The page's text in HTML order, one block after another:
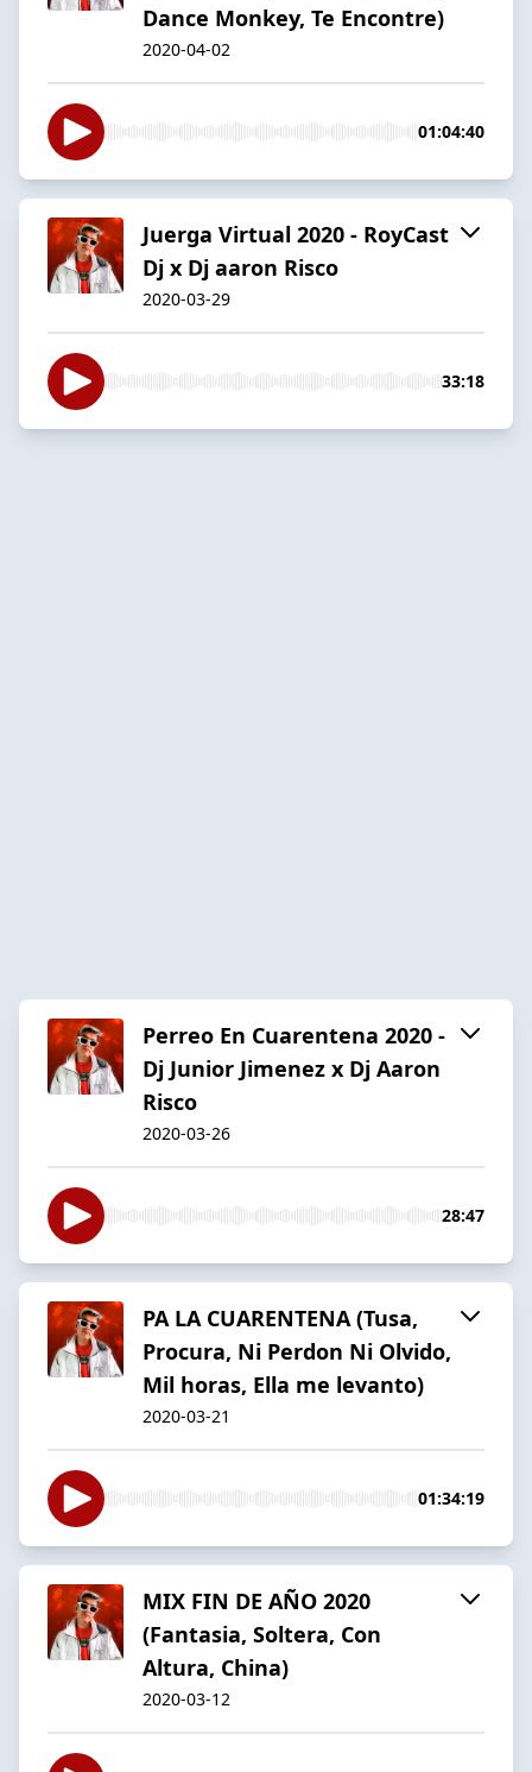
Dance Monkey, Te Encontre)
2020-04-02
01:04:40
Juerga Virtual 2020 - RoyCast
Dj x Dj aaron Risco
2020-03-29
33:18
Perreo En Cuarentena 2020 -
Dj Junior Jimenez x Dj Aaron
Risco
2020-03-26
28:47
PA LA CUARENTENA (Tusa,
Procura, Ni Perdon Ni Olvido,
Mil horas, Ella me levanto)
2020-03-21
01:34:19
MIX FIN DE AÑO 2020
(Fantasia, Soltera, Con
Altura, China)
2020-03-12